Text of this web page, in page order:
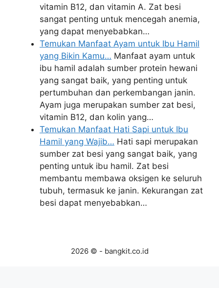
vitamin B12, dan vitamin A. Zat besi
sangat penting untuk mencegah anemia,
yang dapat menyebabkan…
Temukan Manfaat Ayam untuk Ibu Hamil
yang Bikin Kamu… Manfaat ayam untuk
ibu hamil adalah sumber protein hewani
yang sangat baik, yang penting untuk
pertumbuhan dan perkembangan janin.
Ayam juga merupakan sumber zat besi,
vitamin B12, dan kolin yang…
Temukan Manfaat Hati Sapi untuk Ibu
Hamil yang Wajib… Hati sapi merupakan
sumber zat besi yang sangat baik, yang
penting untuk ibu hamil. Zat besi
membantu membawa oksigen ke seluruh
tubuh, termasuk ke janin. Kekurangan zat
besi dapat menyebabkan…
2026 © - bangkit.co.id